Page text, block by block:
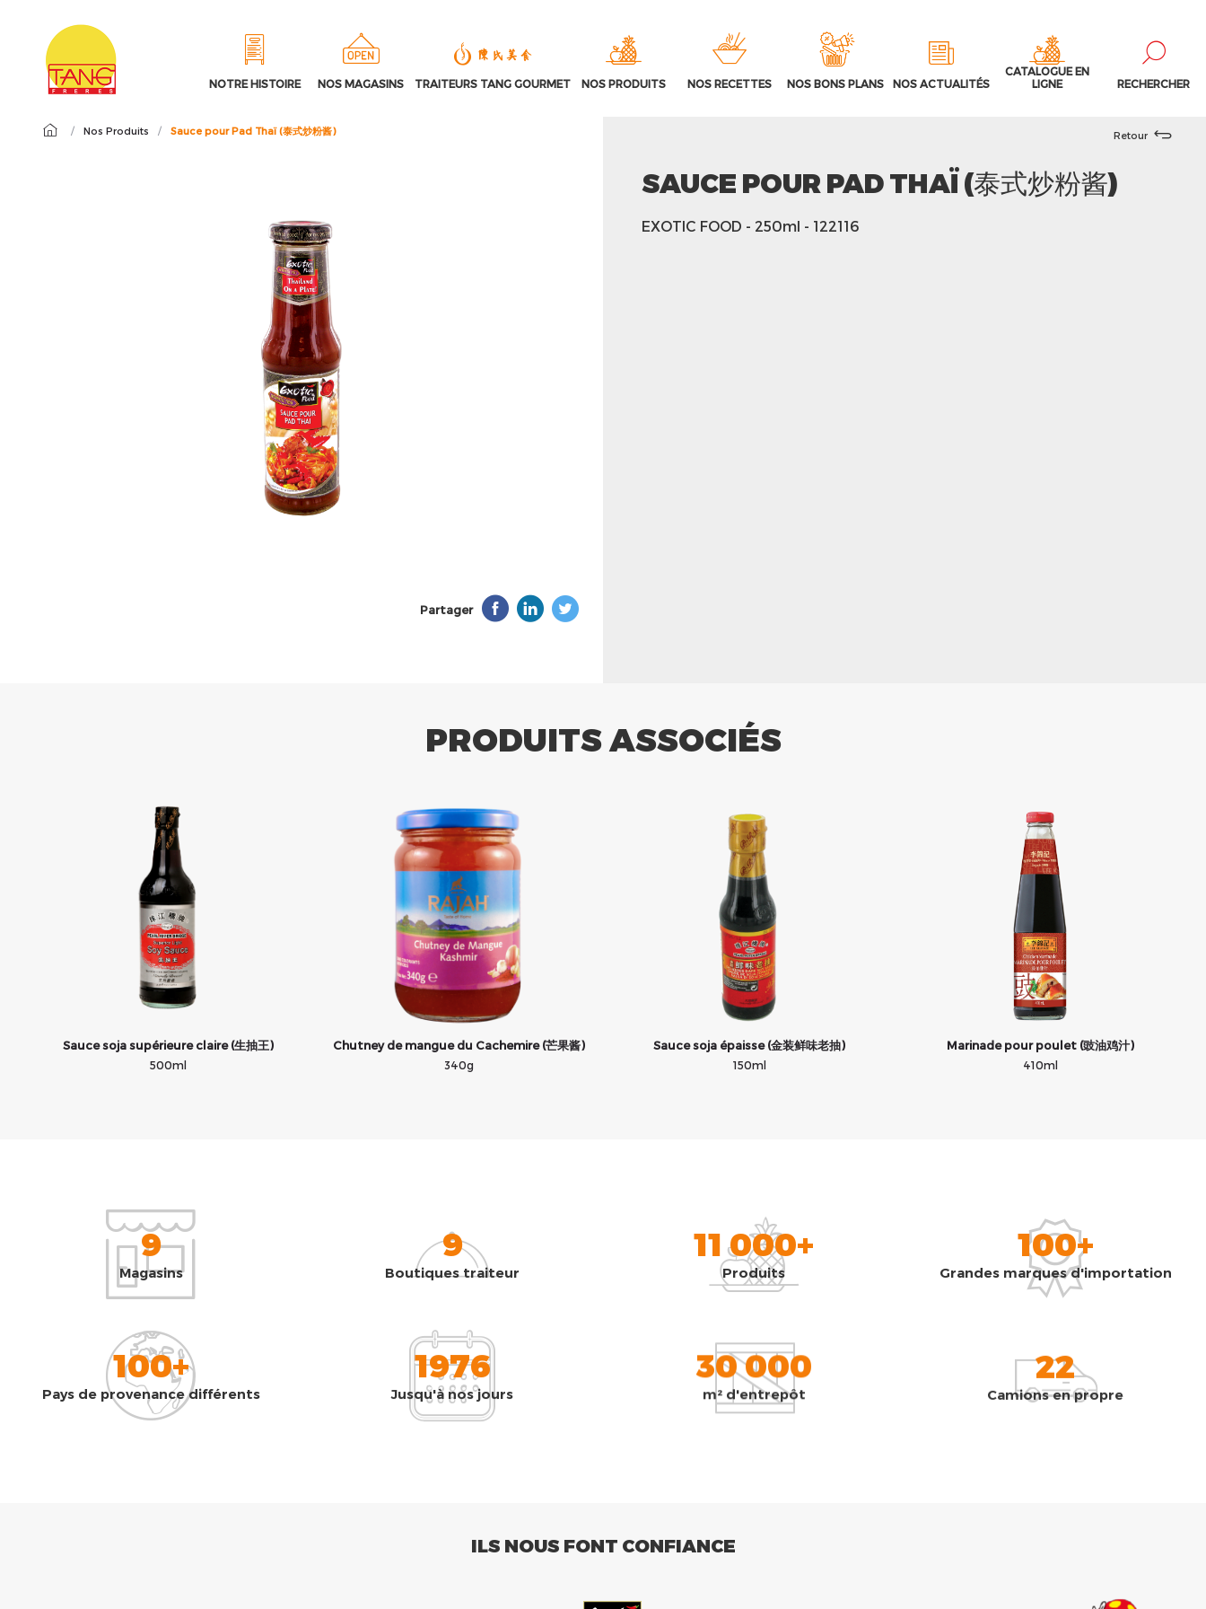
NOTRE HISTOIRE NOS MAGASINS TRAITEURS TANG GOURMET NOS PRODUITS NOS RECETTES NOS BONS PLANS NOS ACTUALITÉS
CATALOGUE EN
LIGNE
RECHERCHER
/ Nos Produits / Sauce pour Pad Thaï (泰式炒粉酱)
Partager
Retour
SAUCE POUR PAD THAÏ (泰式炒粉酱)
EXOTIC FOOD - 250ml - 122116
PRODUITS ASSOCIÉS
Sauce soja supérieure claire (生抽王)
500ml
Chutney de mangue du Cachemire (芒果酱)
340g
Sauce soja épaisse (金装鲜味老抽)
150ml
Marinade pour poulet (豉油鸡汁)
410ml
9
Magasins
9
Boutiques traiteur
11 000+
Produits
100+
Grandes marques d'importation
100+
Pays de provenance différents
1976
Jusqu'à nos jours
30 000
m² d'entrepôt
22
Camions en propre
ILS NOUS FONT CONFIANCE